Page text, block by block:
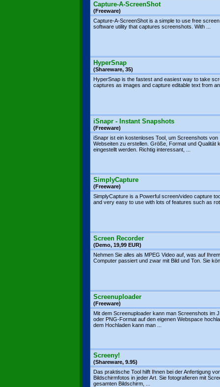
Capture-A-ScreenShot
(Freeware)
Capture-A-ScreenShot is a simple to use free
software utility that captures screenshots. With ...
HyperSnap
(Shareware, 35)
HyperSnap is the fastest and easiest way to take
captures as images and capture editable text from
iSnapr - Instant Snapshots
(Freeware)
iSnapr ist ein kostenloses Tool, um Screenshots von
Webseiten zu erstellen. Größe, Format und Qualität
eingestellt werden. Richtig interessant, ...
SimplyCapture
(Freeware)
SimplyCapture is a Powerful screen/video capture
and very easy to use with lots of features such as
Screen Recorder
(Demo, 19,99 EUR)
Nehmen Sie alles als MPEG Video auf, was auf Ihrem
Computer passiert und zwar mit Bild und Ton. Sie
Screenuploader
(Freeware)
Mit dem Screenuploader kann man Screenshots im
oder PNG-Format auf den eigenen Webspace
dem Hochladen kann man ...
Screeny!
(Shareware, 9.95)
Das praktische Tool hilft Ihnen bei der Anfertigung
Bildschirmfotos in jeder Art. Sie fotografieren mit
gesamten Bildschirm, ...